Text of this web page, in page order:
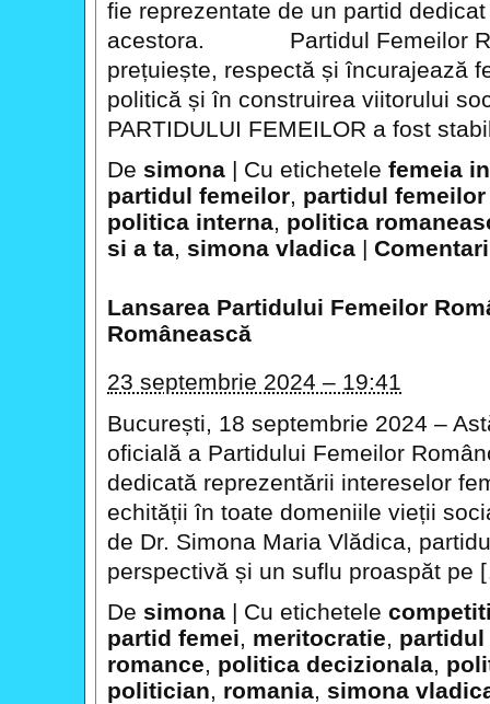
fie reprezentate de un partid
acestora. Partidul Femeilor
prețuiește, respectă și încurajează
politică și în construirea
PARTIDULUI FEMEILOR a fost
De simona | Cu etichetele femeia
partidul femeilor, partidul
politica interna, politica
si a ta, simona vladica |
Lansarea Partidului Femeilor
Românească
23 septembrie 2024 – 19:41
București, 18 septembrie 2024 –
oficială a Partidului Femeilor
dedicată reprezentării intereselor
echității în toate domeniile vieții
de Dr. Simona Maria Vlădica,
perspectivă și un suflu proaspăt pe
De simona | Cu etichetele
partid femei, meritocratie,
romance, politica decizionala,
politician, romania, simona